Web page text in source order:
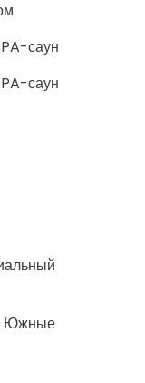
саун
саун
Южные